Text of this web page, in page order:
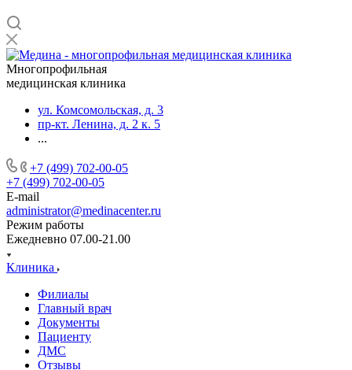
Многопрофильная
медицинская клиника
ул. Комсомольская, д. 3
пр-кт. Ленина, д. 2 к. 5
...
+7 (499) 702-00-05
+7 (499) 702-00-05
E-mail
administrator@medinacenter.ru
Режим работы
Ежедневно 07.00-21.00
Клиника
Филиалы
Главный врач
Документы
Пациенту
ДМС
Отзывы